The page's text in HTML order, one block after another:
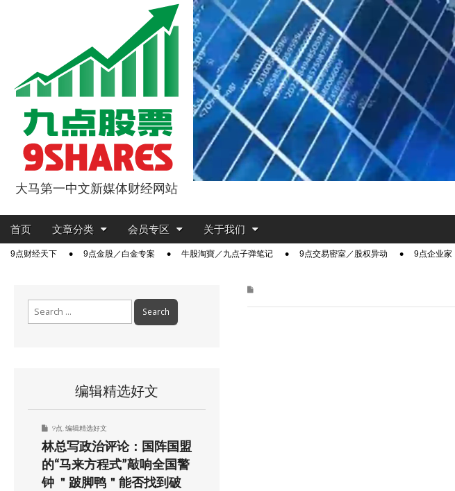
9点股票
大马第一中文新媒体财经网站
Main
Skip
content
首页 文章分类 会员专区 关于我们
Sub9点财经天下 9点金股／白金专案 牛股淘寶／九点子弹笔记 9点交易密室／股权异动 9点企业家
编辑精选好文
9点 编辑精选好文
林总写政治评论：国阵国盟
的“马来方程式”敲响全国警
钟 ＂跛脚鸭＂能否找到破